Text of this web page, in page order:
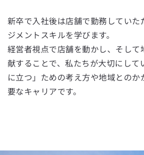
新卒で入社後は店舗で勤務していた
ジメントスキルを学びます。
経営者視点で店舗を動かし、そして
献することで、私たちが大切にして
に立つ」ための考え方や地域との
要なキャリアです。